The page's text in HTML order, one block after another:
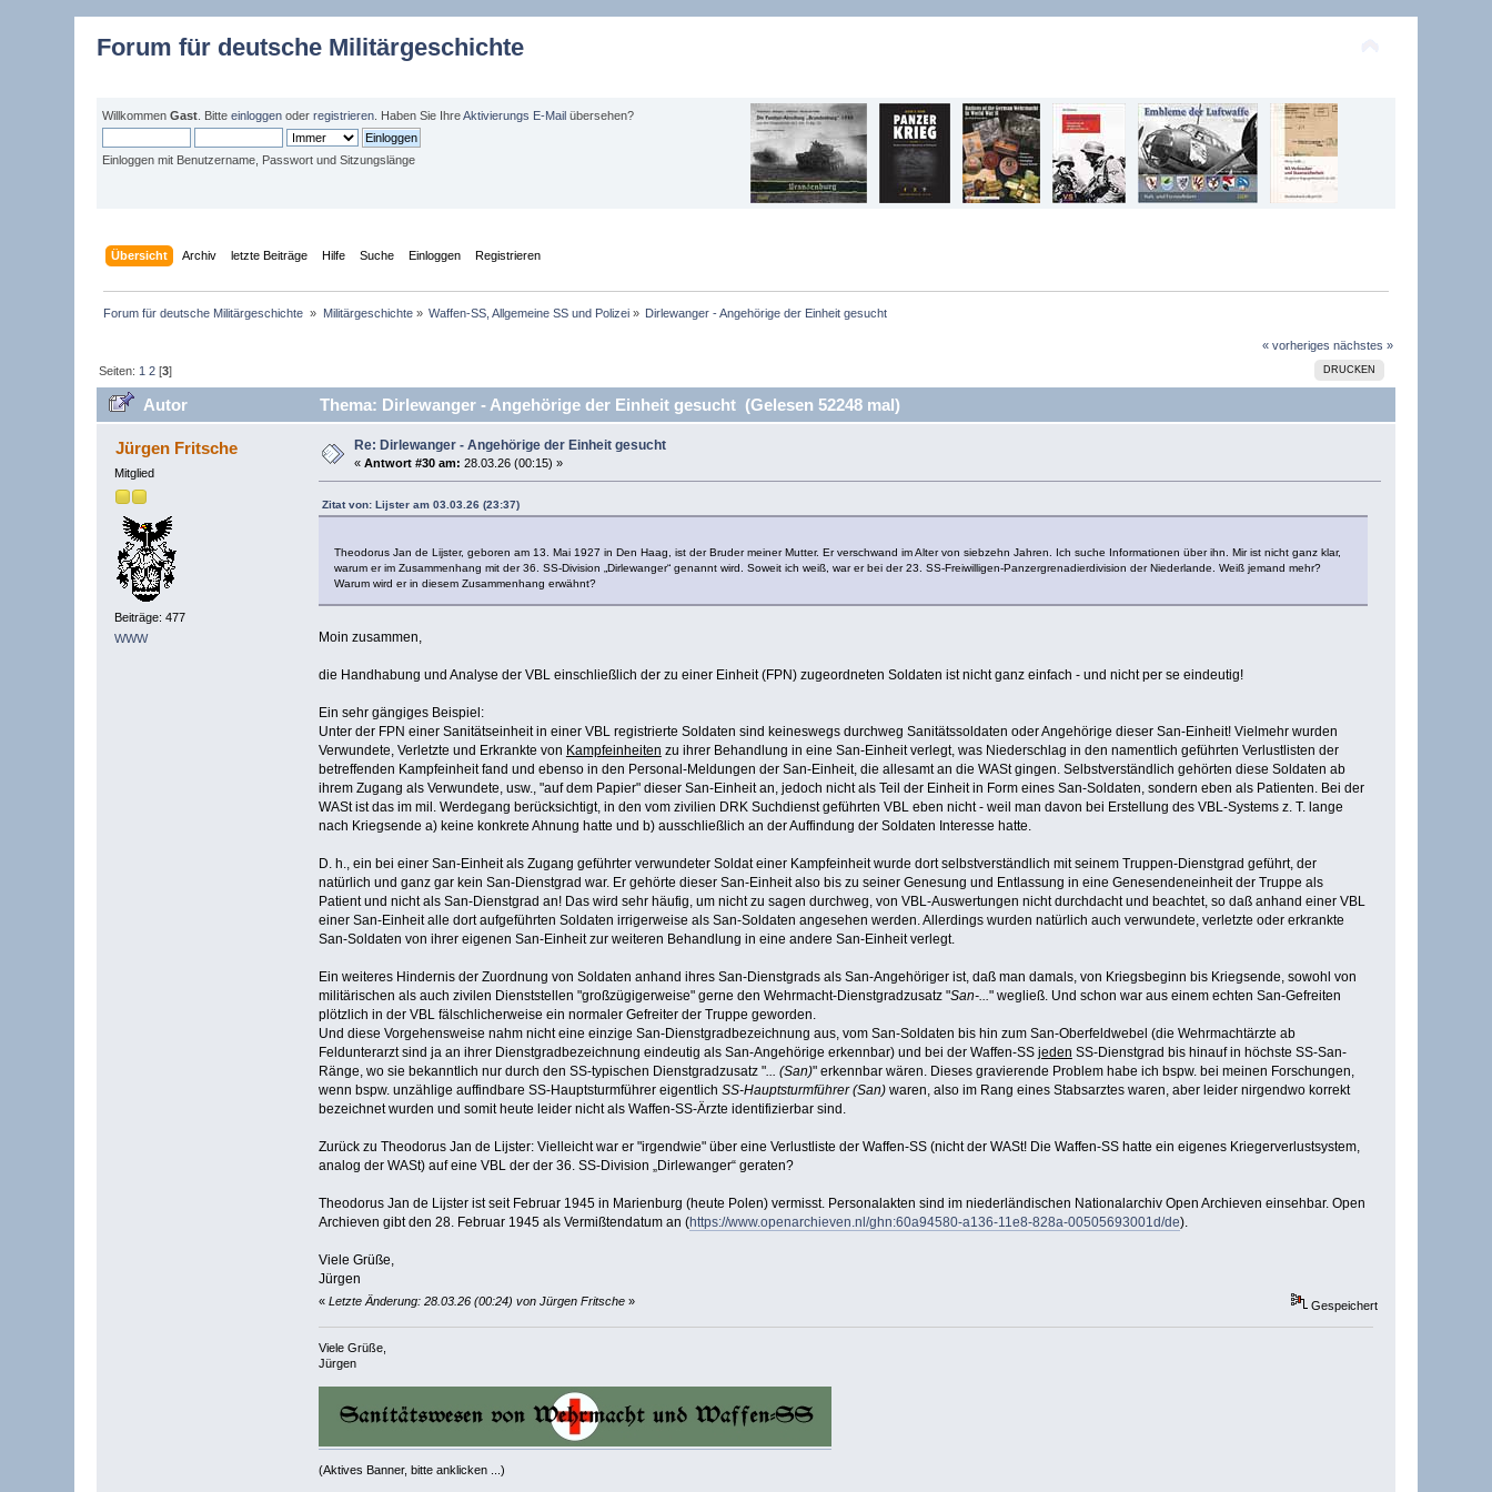
Forum für deutsche Militärgeschichte
WillkommenGast . Bitteeinloggen oderregistrieren . Haben Sie IhreAktivierungs E-Mail übersehen?
Einloggen mit Benutzername, Passwort und Sitzungslänge
Übersicht Archiv letzte Beiträge Hilfe Suche Einloggen Registrieren
Forum für deutsche Militärgeschichte » Militärgeschichte» Waffen-SS, Allgemeine SS und Polizei » Dirlewanger - Angehörige der Einheit gesucht
« vorheriges nächstes »
DRUCKEN
Seiten: 1 2 [3]
Autor Thema: Dirlewanger - Angehörige der Einheit gesucht (Gelesen 52248 mal)
Jürgen Fritsche
Mitglied
Beiträge: 477
WWW
Re: Dirlewanger - Angehörige der Einheit gesucht
«Antwort #30 am: 28.03.26 (00:15) »
Zitat von: Lijster am 03.03.26 (23:37)
Theodorus Jan de Lijster, geboren am 13. Mai 1927 in Den Haag, ist der Bruder meiner Mutter. Er verschwand im Alter von siebzehn Jahren. Ich suche Informationen über ihn. Mir ist nicht ganz klar,
warum er im Zusammenhang mit der 36. SS-Division „Dirlewanger“ genannt wird. Soweit ich weiß, war er bei der 23. SS-Freiwilligen-Panzergrenadierdivision der Niederlande. Weiß jemand mehr?
Warum wird er in diesem Zusammenhang erwähnt?
Moin zusammen,
die Handhabung und Analyse der VBL einschließlich der zu einer Einheit (FPN) zugeordneten Soldaten ist nicht ganz einfach - und nicht per se eindeutig!
Ein sehr gängiges Beispiel:
Unter der FPN einer Sanitätseinheit in einer VBL registrierte Soldaten sind keineswegs durchweg Sanitätssoldaten oder Angehörige dieser San-Einheit! Vielmehr wurden
Verwundete, Verletzte und Erkrankte von Kampfeinheiten zu ihrer Behandlung in eine San-Einheit verlegt, was Niederschlag in den namentlich geführten Verlustlisten der
betreffenden Kampfeinheit fand und ebenso in den Personal-Meldungen der San-Einheit, die allesamt an die WASt gingen. Selbstverständlich gehörten diese Soldaten ab
ihrem Zugang als Verwundete, usw., "auf dem Papier" dieser San-Einheit an, jedoch nicht als Teil der Einheit in Form eines San-Soldaten, sondern eben als Patienten. Bei der
WASt ist das im mil. Werdegang berücksichtigt, in den vom zivilien DRK Suchdienst geführten VBL eben nicht - weil man davon bei Erstellung des VBL-Systems z. T. lange
nach Kriegsende a) keine konkrete Ahnung hatte und b) ausschließlich an der Auffindung der Soldaten Interesse hatte.
D. h., ein bei einer San-Einheit als Zugang geführter verwundeter Soldat einer Kampfeinheit wurde dort selbstverständlich mit seinem Truppen-Dienstgrad geführt, der
natürlich und ganz gar kein San-Dienstgrad war. Er gehörte dieser San-Einheit also bis zu seiner Genesung und Entlassung in eine Genesendeneinheit der Truppe als
Patient und nicht als San-Dienstgrad an! Das wird sehr häufig, um nicht zu sagen durchweg, von VBL-Auswertungen nicht durchdacht und beachtet, so daß anhand einer VBL
einer San-Einheit alle dort aufgeführten Soldaten irrigerweise als San-Soldaten angesehen werden. Allerdings wurden natürlich auch verwundete, verletzte oder erkrankte
San-Soldaten von ihrer eigenen San-Einheit zur weiteren Behandlung in eine andere San-Einheit verlegt.
Ein weiteres Hindernis der Zuordnung von Soldaten anhand ihres San-Dienstgrads als San-Angehöriger ist, daß man damals, von Kriegsbeginn bis Kriegsende, sowohl von
militärischen als auch zivilen Dienststellen "großzügigerweise" gerne den Wehrmacht-Dienstgradzusatz "San-..." wegließ. Und schon war aus einem echten San-Gefreiten
plötzlich in der VBL fälschlicherweise ein normaler Gefreiter der Truppe geworden.
Und diese Vorgehensweise nahm nicht eine einzige San-Dienstgradbezeichnung aus, vom San-Soldaten bis hin zum San-Oberfeldwebel (die Wehrmachtärzte ab
Feldunterarzt sind ja an ihrer Dienstgradbezeichnung eindeutig als San-Angehörige erkennbar) und bei der Waffen-SS jeden SS-Dienstgrad bis hinauf in höchste SS-San-
Ränge, wo sie bekanntlich nur durch den SS-typischen Dienstgradzusatz "... (San)" erkennbar wären. Dieses gravierende Problem habe ich bspw. bei meinen Forschungen,
wenn bspw. unzählige auffindbare SS-Hauptsturmführer eigentlich SS-Hauptsturmführer (San)waren, also im Rang eines Stabsarztes waren, aber leider nirgendwo korrekt
bezeichnet wurden und somit heute leider nicht als Waffen-SS-Ärzte identifizierbar sind.
Zurück zu Theodorus Jan de Lijster: Vielleicht war er "irgendwie" über eine Verlustliste der Waffen-SS (nicht der WASt! Die Waffen-SS hatte ein eigenes Kriegerverlustsystem,
analog der WASt) auf eine VBL der der 36. SS-Division „Dirlewanger“ geraten?
Theodorus Jan de Lijster ist seit Februar 1945 in Marienburg (heute Polen) vermisst. Personalakten sind im niederländischen Nationalarchiv Open Archieven einsehbar. Open
Archieven gibt den 28. Februar 1945 als Vermißtendatum an (https://www.openarchieven.nl/ghn:60a94580-a136-11e8-828a-00505693001d/de).
Viele Grüße,
Jürgen
« Letzte Änderung: 28.03.26 (00:24) von Jürgen Fritsche» Gespeichert
Viele Grüße,
Jürgen
(Aktives Banner, bitte anklicken ...)